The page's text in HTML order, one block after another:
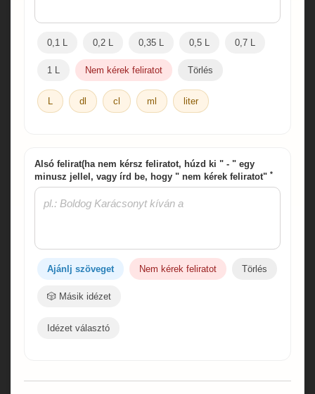
0,1 L 0,2 L 0,35 L 0,5 L 0,7 L
1 L Nem kérek feliratot Törlés
L dl cl ml liter
Alsó felirat(ha nem kérsz feliratot, húzd ki " - " egy
minusz jellel, vagy írd be, hogy " nem kérek feliratot" *
Ajánlj szöveget Nem kérek feliratot Törlés
🎲 Másik idézet
Idézet választó